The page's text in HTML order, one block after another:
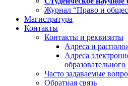
Журнал “Право и
Магистратура
Контакты
Контакты и реквизиты
Адреса и
Адреса
образовательного
Часто задаваемые
Обратная связь